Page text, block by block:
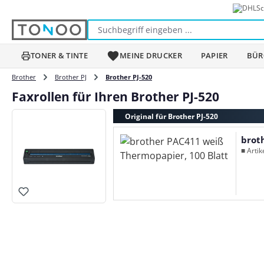
TONER & TINTE MEINE DRUCKER PAPIER
Brother Brother PJ Brother PJ-520
Faxrollen für Ihren Brother PJ-520
Original für Brother PJ-520
■